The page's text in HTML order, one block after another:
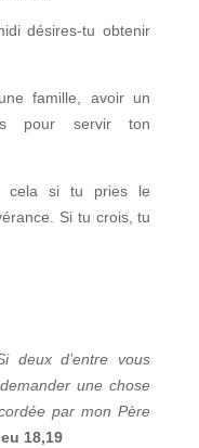
désires-tu obtenir
famille, avoir un
pour servir ton
cela si tu pries le
Si tu crois, tu
deux d’entre vous
une chose
par mon Père
18,19